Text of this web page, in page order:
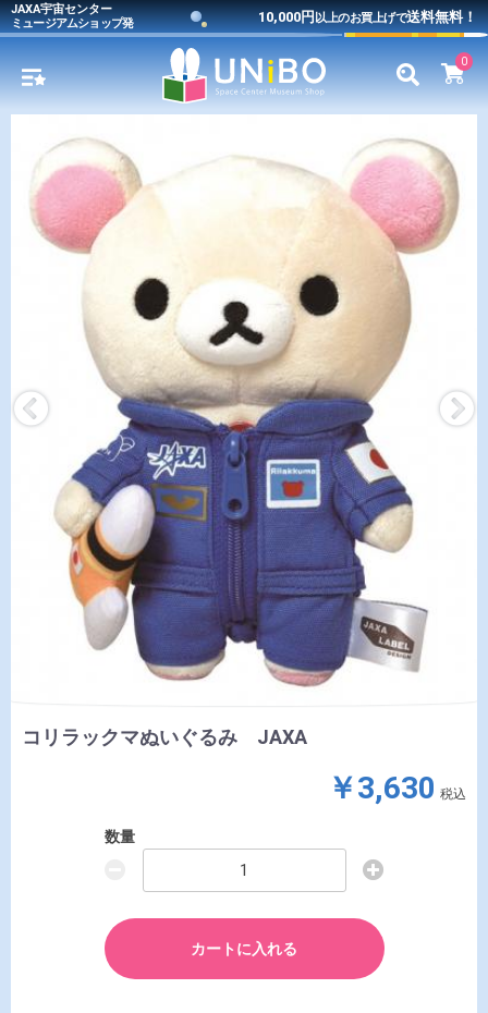
JAXA宇宙センター
ミュージアムショップ発
10,000円以上のお買上げで送料無料！
0
コリラックマぬいぐるみ JAXA
￥3,630 税込
数量
カートに入れる